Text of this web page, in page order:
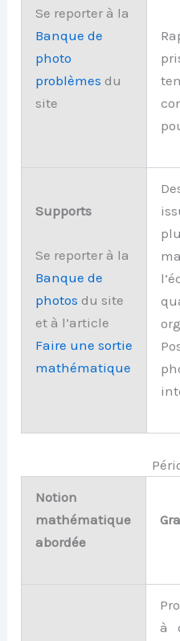
Se reporter à la
Banque de
photo
problèmes du
site
Supports
Se reporter à la
Banque de
photos du site
et à l’article
Faire une sortie
mathématique
Notion
mathématique
abordée
à